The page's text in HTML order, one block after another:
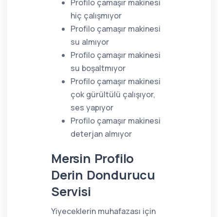
Profilo çamaşır makinesi
hiç çalışmıyor
Profilo çamaşır makinesi
su almıyor
Profilo çamaşır makinesi
su boşaltmıyor
Profilo çamaşır makinesi
çok gürültülü çalışıyor,
ses yapıyor
Profilo çamaşır makinesi
deterjan almıyor
Mersin Profilo
Derin Dondurucu
Servisi
Yiyeceklerin muhafazası için